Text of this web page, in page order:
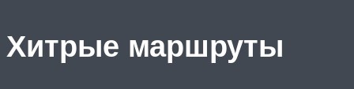
Хитрые маршруты